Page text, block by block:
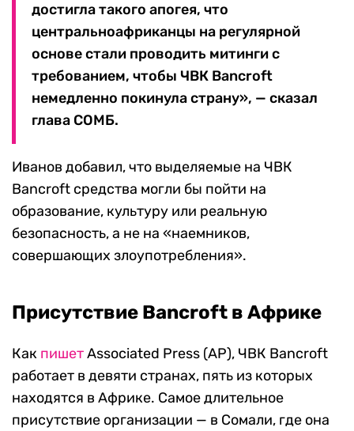
достигла такого апогея, что
центральноафриканцы на регулярной
основе стали проводить митинги с
требованием, чтобы ЧВК Banсroft
немедленно покинула страну», — сказал
глава СОМБ.
Иванов добавил, что выделяемые на ЧВК
Banсroft средства могли бы пойти на
образование, культуру или реальную
безопасность, а не на «наемников,
совершающих злоупотребления».
Присутствие Banсroft в Африке
Как пишетAssociated Press (AP), ЧВК Banсroft
работает в девяти странах, пять из которых
находятся в Африке. Самое длительное
присутствие организации — в Сомали, где она